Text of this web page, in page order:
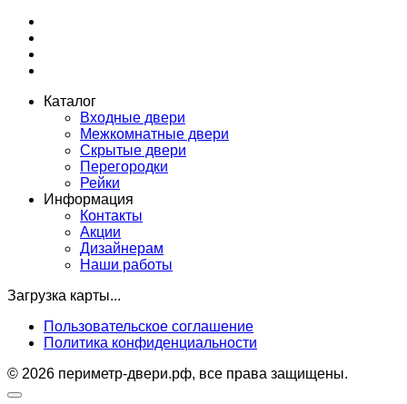
Каталог
Входные двери
Межкомнатные двери
Скрытые двери
Перегородки
Рейки
Информация
Контакты
Акции
Дизайнерам
Наши работы
Загрузка карты...
Пользовательское соглашение
Политика конфиденциальности
© 2026 периметр-двери.рф, все права защищены.